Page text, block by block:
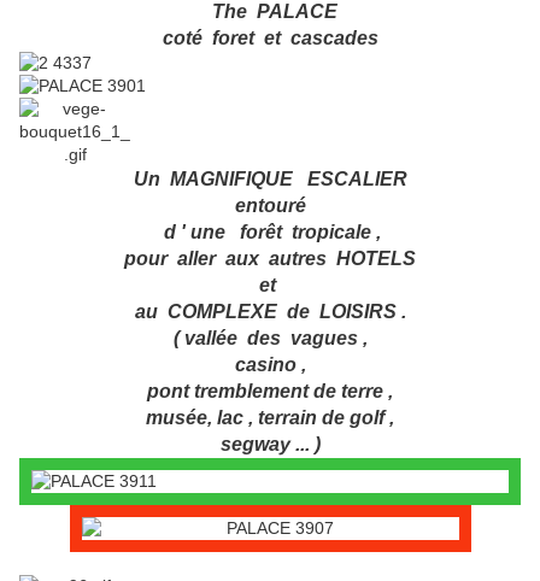
The PALACE
coté foret et cascades
Un MAGNIFIQUE ESCALIER
entouré
d ' une forêt tropicale ,
pour aller aux autres HOTELS
et
au COMPLEXE de LOISIRS .
( vallée des vagues ,
casino ,
pont tremblement de terre ,
musée, lac , terrain de golf ,
segway ... )